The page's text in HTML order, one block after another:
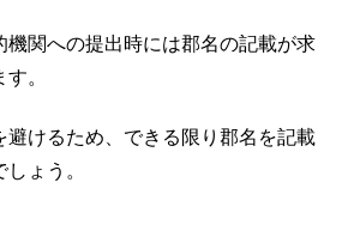
機関への提出時には郡名の記載が求
。
避けるため、できる限り郡名を記載
ょう。